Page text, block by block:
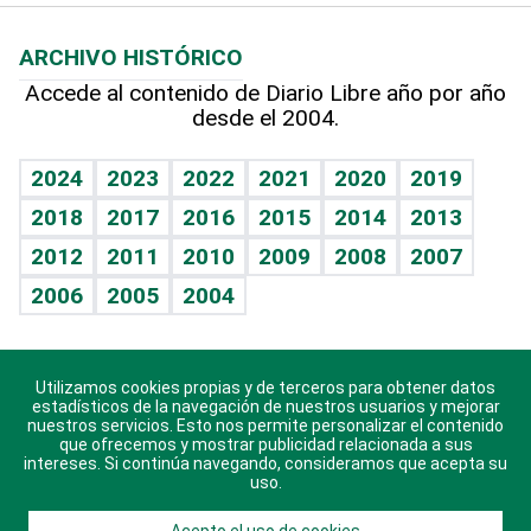
Hablando con el pediatra
Vida y familia
Eñe
Celebrando la vida
Sin complejos
En pocas palabras
Escuchando al corazón
Economía Personal
Línea de hit
TBT Deportivo
Lecturas
Hecho en casa
Guía del dinero
Cumpleaños
Horóscopos
Juegos
ARCHIVO HISTÓRICO
Accede al contenido de Diario Libre año por año
desde el 2004.
2024 2023 2022 2021 2020
2019
2018
2017 2016 2015 2014
2013
2012
2011 2010 2009 2008
2007
2006
2005 2004
Descarga nuestras aplicaciones para Android, iOS y
sistema Huawei.
Utilizamos cookies propias y de terceros para obtener datos
estadísticos de la navegación de nuestros usuarios y mejorar
nuestros servicios. Esto nos permite personalizar el contenido
que ofrecemos y mostrar publicidad relacionada a sus
intereses. Si continúa navegando, consideramos que acepta su
uso.